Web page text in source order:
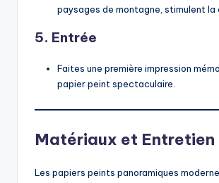
paysages de montagne, stimulent la
5. Entrée
Faites une première impression
papier peint spectaculaire.
Matériaux et Entretien
Les papiers peints panoramiques